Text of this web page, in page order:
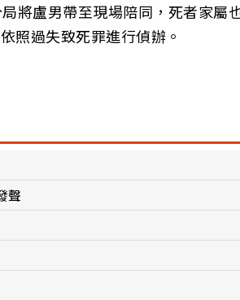
將盧男帶至現場陪同，死者家屬
照過失致死罪進行偵辦。
聲